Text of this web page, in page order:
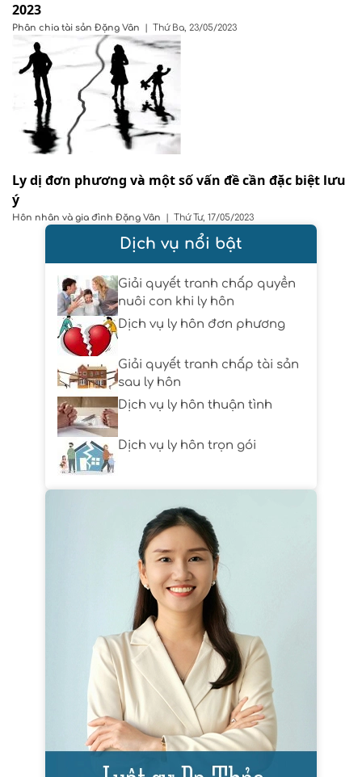
2023
Phân chia tài sản Đặng Vân | Thứ Ba, 23/05/2023
Ly dị đơn phương và một số vấn đề cần đặc biệt lưu
ý
Hôn nhân và gia đình Đặng Vân | Thứ Tư, 17/05/2023
Dịch vụ nổi bật
Giải quyết tranh chấp quyền
nuôi con khi ly hôn
Dịch vụ ly hôn đơn phương
Giải quyết tranh chấp tài sản
sau ly hôn
Dịch vụ ly hôn thuận tình
Dịch vụ ly hôn trọn gói